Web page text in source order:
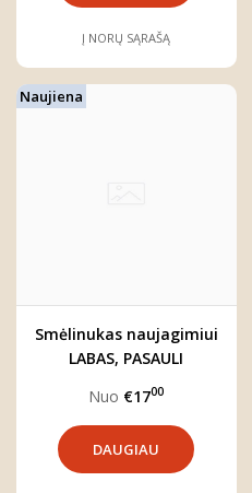
Į NORŲ SĄRAŠĄ
Naujiena
Smėlinukas naujagimiui
LABAS, PASAULI
Nuo €1700
DAUGIAU